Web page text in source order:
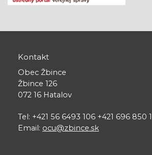
Kontakt
Obec Žbince
Žbince 126
072 16 Hatalov
Tel: +421 56 6493 106 +421 696 850
Email: ocu@zbince.sk